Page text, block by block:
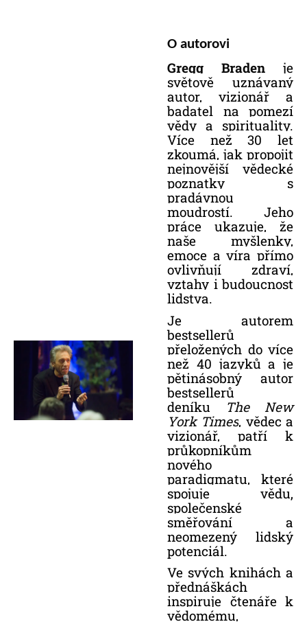
O autorovi
Gregg Braden je
světově uznávaný
autor, vizionář a
badatel na pomezí
vědy a spirituality.
Více než 30 let
zkoumá, jak propojit
nejnovější vědecké
poznatky s
pradávnou
moudrostí. Jeho
práce ukazuje, že
naše myšlenky,
emoce a víra přímo
ovlivňují zdraví,
vztahy i budoucnost
lidstva.
Je autorem
bestsellerů
přeložených do více
než 40 jazyků a je
pětinásobný autor
bestsellerů
deníku
The New
York Times, vědec a
vizionář, patří k
průkopníkům
nového
paradigmatu, které
spojuje vědu,
společenské
směřování a
neomezený lidský
potenciál.
Ve svých knihách a
přednáškách
inspiruje čtenáře k
vědomému,